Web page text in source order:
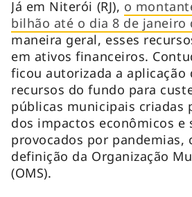
Já em Niterói (RJ), o
bilhão até o dia 8 de janeiro
maneira geral, esses
em ativos financeiros.
ficou autorizada a aplicação
recursos do fundo para
públicas municipais criadas
dos impactos econômicos e
provocados por pandemias,
definição da Organização
(OMS).